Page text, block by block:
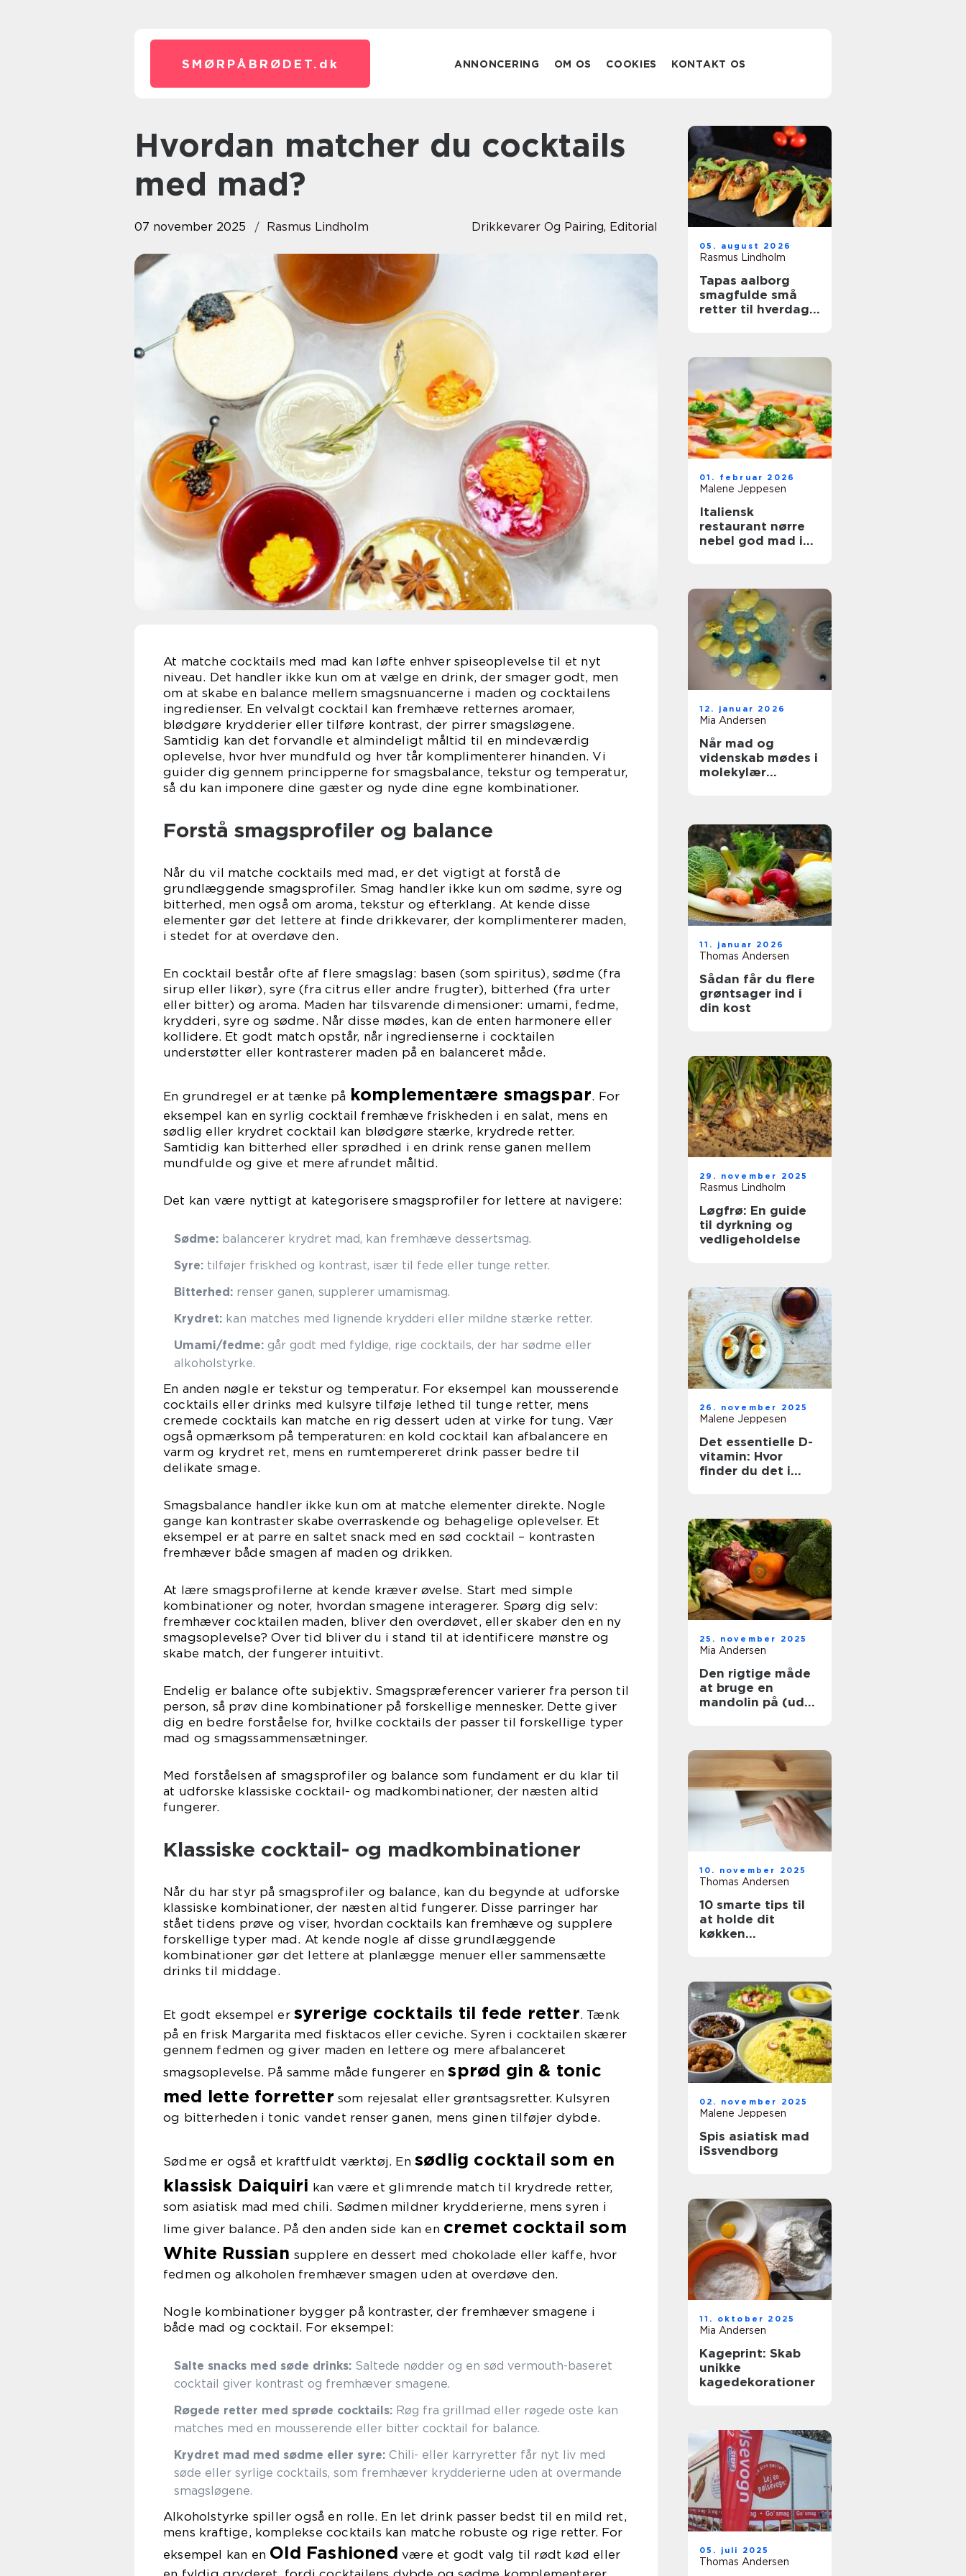
SMØRPÅBRØDET. dk ANNONCERING OM OS COOKIES KONTAKT OS
Hvordan matcher du cocktails
med mad?
07 november 2025 Rasmus Lindholm Drikkevarer Og Pairing, Editorial
At matche cocktails med mad kan løfte enhver spiseoplevelse til et nyt
niveau. Det handler ikke kun om at vælge en drink, der smager godt, men
om at skabe en balance mellem smagsnuancerne i maden og cocktailens
ingredienser. En velvalgt cocktail kan fremhæve retternes aromaer,
blødgøre krydderier eller tilføre kontrast, der pirrer smagsløgene.
Samtidig kan det forvandle et almindeligt måltid til en mindeværdig
oplevelse, hvor hver mundfuld og hver tår komplimenterer hinanden. Vi
guider dig gennem principperne for smagsbalance, tekstur og temperatur,
så du kan imponere dine gæster og nyde dine egne kombinationer.
Forstå smagsprofiler og balance
Når du vil matche cocktails med mad, er det vigtigt at forstå de
grundlæggende smagsprofiler. Smag handler ikke kun om sødme, syre og
bitterhed, men også om aroma, tekstur og efterklang. At kende disse
elementer gør det lettere at finde drikkevarer, der komplimenterer maden,
i stedet for at overdøve den.
En cocktail består ofte af flere smagslag: basen (som spiritus), sødme (fra
sirup eller likør), syre (fra citrus eller andre frugter), bitterhed (fra urter
eller bitter) og aroma. Maden har tilsvarende dimensioner: umami, fedme,
krydderi, syre og sødme. Når disse mødes, kan de enten harmonere eller
kollidere. Et godt match opstår, når ingredienserne i cocktailen
understøtter eller kontrasterer maden på en balanceret måde.
En grundregel er at tænke på komplementære smagspar. For
eksempel kan en syrlig cocktail fremhæve friskheden i en salat, mens en
sødlig eller krydret cocktail kan blødgøre stærke, krydrede retter.
Samtidig kan bitterhed eller sprødhed i en drink rense ganen mellem
mundfulde og give et mere afrundet måltid.
Det kan være nyttigt at kategorisere smagsprofiler for lettere at navigere:
Sødme: balancerer krydret mad, kan fremhæve dessertsmag.
Syre: tilføjer friskhed og kontrast, især til fede eller tunge retter.
Bitterhed: renser ganen, supplerer umamismag.
Krydret: kan matches med lignende krydderi eller mildne stærke retter.
Umami/fedme: går godt med fyldige, rige cocktails, der har sødme eller
alkoholstyrke.
En anden nøgle er tekstur og temperatur. For eksempel kan mousserende
cocktails eller drinks med kulsyre tilføje lethed til tunge retter, mens
cremede cocktails kan matche en rig dessert uden at virke for tung. Vær
også opmærksom på temperaturen: en kold cocktail kan afbalancere en
varm og krydret ret, mens en rumtempereret drink passer bedre til
delikate smage.
Smagsbalance handler ikke kun om at matche elementer direkte. Nogle
gange kan kontraster skabe overraskende og behagelige oplevelser. Et
eksempel er at parre en saltet snack med en sød cocktail – kontrasten
fremhæver både smagen af maden og drikken.
At lære smagsprofilerne at kende kræver øvelse. Start med simple
kombinationer og noter, hvordan smagene interagerer. Spørg dig selv:
fremhæver cocktailen maden, bliver den overdøvet, eller skaber den en ny
smagsoplevelse? Over tid bliver du i stand til at identificere mønstre og
skabe match, der fungerer intuitivt.
Endelig er balance ofte subjektiv. Smagspræferencer varierer fra person til
person, så prøv dine kombinationer på forskellige mennesker. Dette giver
dig en bedre forståelse for, hvilke cocktails der passer til forskellige typer
mad og smagssammensætninger.
Med forståelsen af smagsprofiler og balance som fundament er du klar til
at udforske klassiske cocktail- og madkombinationer, der næsten altid
fungerer.
Klassiske cocktail- og madkombinationer
Når du har styr på smagsprofiler og balance, kan du begynde at udforske
klassiske kombinationer, der næsten altid fungerer. Disse parringer har
stået tidens prøve og viser, hvordan cocktails kan fremhæve og supplere
forskellige typer mad. At kende nogle af disse grundlæggende
kombinationer gør det lettere at planlægge menuer eller sammensætte
drinks til middage.
Et godt eksempel er syrerige cocktails til fede retter. Tænk
på en frisk Margarita med fisktacos eller ceviche. Syren i cocktailen skærer
gennem fedmen og giver maden en lettere og mere afbalanceret
smagsoplevelse. På samme måde fungerer ensprød gin & tonic
med lette forretter som rejesalat eller grøntsagsretter. Kulsyren
og bitterheden i tonic vandet renser ganen, mens ginen tilføjer dybde.
Sødme er også et kraftfuldt værktøj. En sødlig cocktail som en
klassisk Daiquiri kan være et glimrende match til krydrede retter,
som asiatisk mad med chili. Sødmen mildner krydderierne, mens syren i
lime giver balance. På den anden side kan en cremet cocktail som
White Russian supplere en dessert med chokolade eller kaffe, hvor
fedmen og alkoholen fremhæver smagen uden at overdøve den.
Nogle kombinationer bygger på kontraster, der fremhæver smagene i
både mad og cocktail. For eksempel:
Salte snacks med søde drinks: Saltede nødder og en sød vermouth-baseret
cocktail giver kontrast og fremhæver smagene.
Røgede retter med sprøde cocktails: Røg fra grillmad eller røgede oste kan
matches med en mousserende eller bitter cocktail for balance.
Krydret mad med sødme eller syre: Chili- eller karryretter får nyt liv med
søde eller syrlige cocktails, som fremhæver krydderierne uden at overmande
smagsløgene.
Alkoholstyrke spiller også en rolle. En let drink passer bedst til en mild ret,
mens kraftige, komplekse cocktails kan matche robuste og rige retter. For
eksempel kan en Old Fashioned være et godt valg til rødt kød eller
05. august 2026
Rasmus Lindholm
Tapas aalborg
smagfulde små
retter til hverdag
01. februar 2026
Malene Jeppesen
Italiensk
restaurant nørre
nebel god mad i
12. januar 2026
Mia Andersen
Når mad og
videnskab mødes i
molekylær
11. januar 2026
Thomas Andersen
Sådan får du flere
grøntsager ind i
din kost
29. november 2025
Rasmus Lindholm
Løgfrø: En guide
til dyrkning og
vedligeholdelse
26. november 2025
Malene Jeppesen
Det essentielle D-
vitamin: Hvor
finder du det i
25. november 2025
Mia Andersen
Den rigtige måde
at bruge en
mandolin på (uden
10. november 2025
Thomas Andersen
10 smarte tips til
at holde dit
køkken
02. november 2025
Malene Jeppesen
Spis asiatisk mad
iSsvendborg
11. oktober 2025
Mia Andersen
Kageprint: Skab
unikke
kagedekorationer
05. juli 2025
Thomas Andersen